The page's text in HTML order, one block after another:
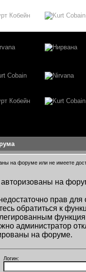
на форуме или не имеете
на
прав
обратиться к
администратор
на форуме.
Логин: